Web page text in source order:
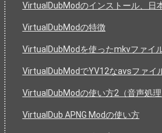
VirtualDubModのインストール、日
VirtualDubModの特徴
VirtualDubModを使ったmkvファイ
VirtualDubModでYV12なavsファイ
VirtualDubModの使い方2（音声処理
VirtualDub APNG Modの使い方